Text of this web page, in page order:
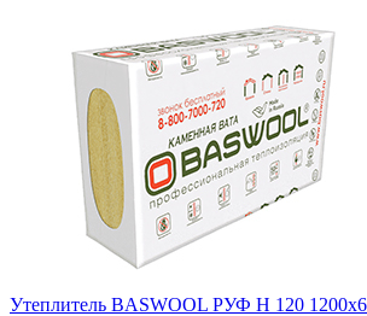
Утеплитель BASWOOL РУФ Н 120